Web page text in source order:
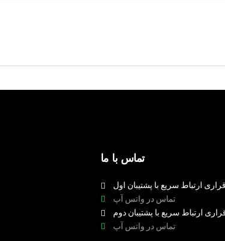
تماس با ما
ارتباط سریع با پشتیبان اول
تماس در واتس آپ
ارتباط سریع با پشتیبان دوم
تماس در واتس آپ